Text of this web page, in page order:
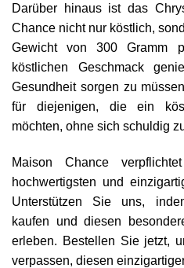
Darüber hinaus ist das
Chance nicht nur köstlich,
Gewicht von 300 Gramm
köstlichen Geschmack
Gesundheit sorgen zu
für diejenigen, die ein
möchten, ohne sich schuldig
Maison Chance
hochwertigsten und
Unterstützen Sie uns,
kaufen und diesen
erleben. Bestellen Sie jetzt,
verpassen, diesen